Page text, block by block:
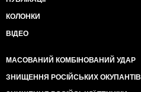
КОЛОНКИ
ВІДЕО
МАСОВАНИЙ КОМБІНОВАНИЙ УДАР
ЗНИЩЕННЯ РОСІЙСЬКИХ ОКУПАНТІВ